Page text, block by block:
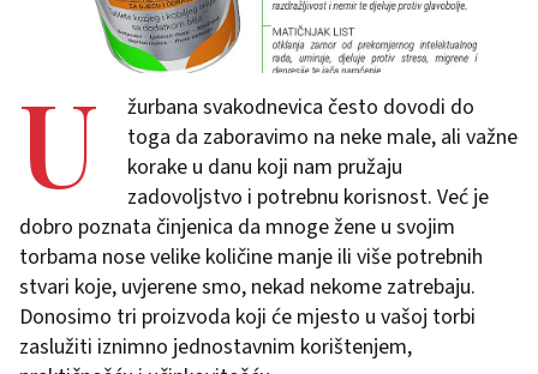
U
žurbana svakodnevica često dovodi do
toga da zaboravimo na neke male, ali važne
korake u danu koji nam pružaju
zadovoljstvo i potrebnu korisnost. Već je
dobro poznata činjenica da mnoge žene u svojim
torbama nose velike količine manje ili više potrebnih
stvari koje, uvjerene smo, nekad nekome zatrebaju.
Donosimo tri proizvoda koji će mjesto u vašoj torbi
zaslužiti iznimno jednostavnim korištenjem,